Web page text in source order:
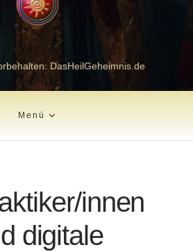
DasHeilGeheimnis.de
Menü
innen
digitale